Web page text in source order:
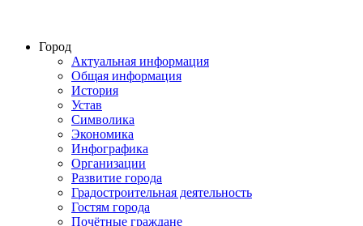
Город
Актуальная информация
Общая информация
История
Устав
Символика
Экономика
Инфографика
Организации
Развитие города
Градостроительная деятельность
Гостям города
Почётные граждане